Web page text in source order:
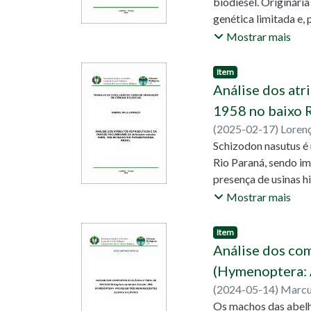
peripuberais. Os
indicam que pode
nos dois estados.
prejudicando a
didáticos,
enfrentar os
genética limitada e,
analisar
armazenamento em
seq para analisar o
expressão gênica
proteínas e lipídios,
genéticos que
Mostrar mais
Item
Análise dos
1958 no baixo
(2025-02-17)
Orsi, Mário Luís
Schizodon nasutus
Rio Paraná, sendo
presença de usinas
atributos
nas estações de
para estimar a
resultado os
períodos
diâmetro médio dos
Mostrar mais
Item
Análise dos
(Hymenoptera:
(2024-05-14)
Os machos das